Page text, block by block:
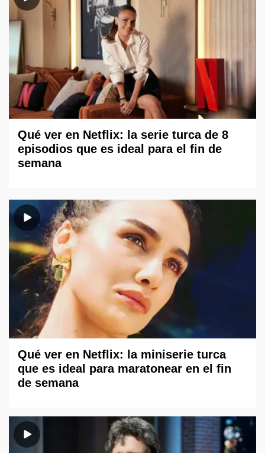
Qué ver en Netflix: la serie turca de 8
episodios que es ideal para el fin de
semana
Qué ver en Netflix: la miniserie turca
que es ideal para maratonear en el fin
de semana